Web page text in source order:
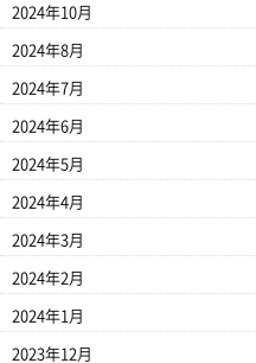
2024年10月
2024年8月
2024年7月
2024年6月
2024年5月
2024年4月
2024年3月
2024年2月
2024年1月
2023年12月